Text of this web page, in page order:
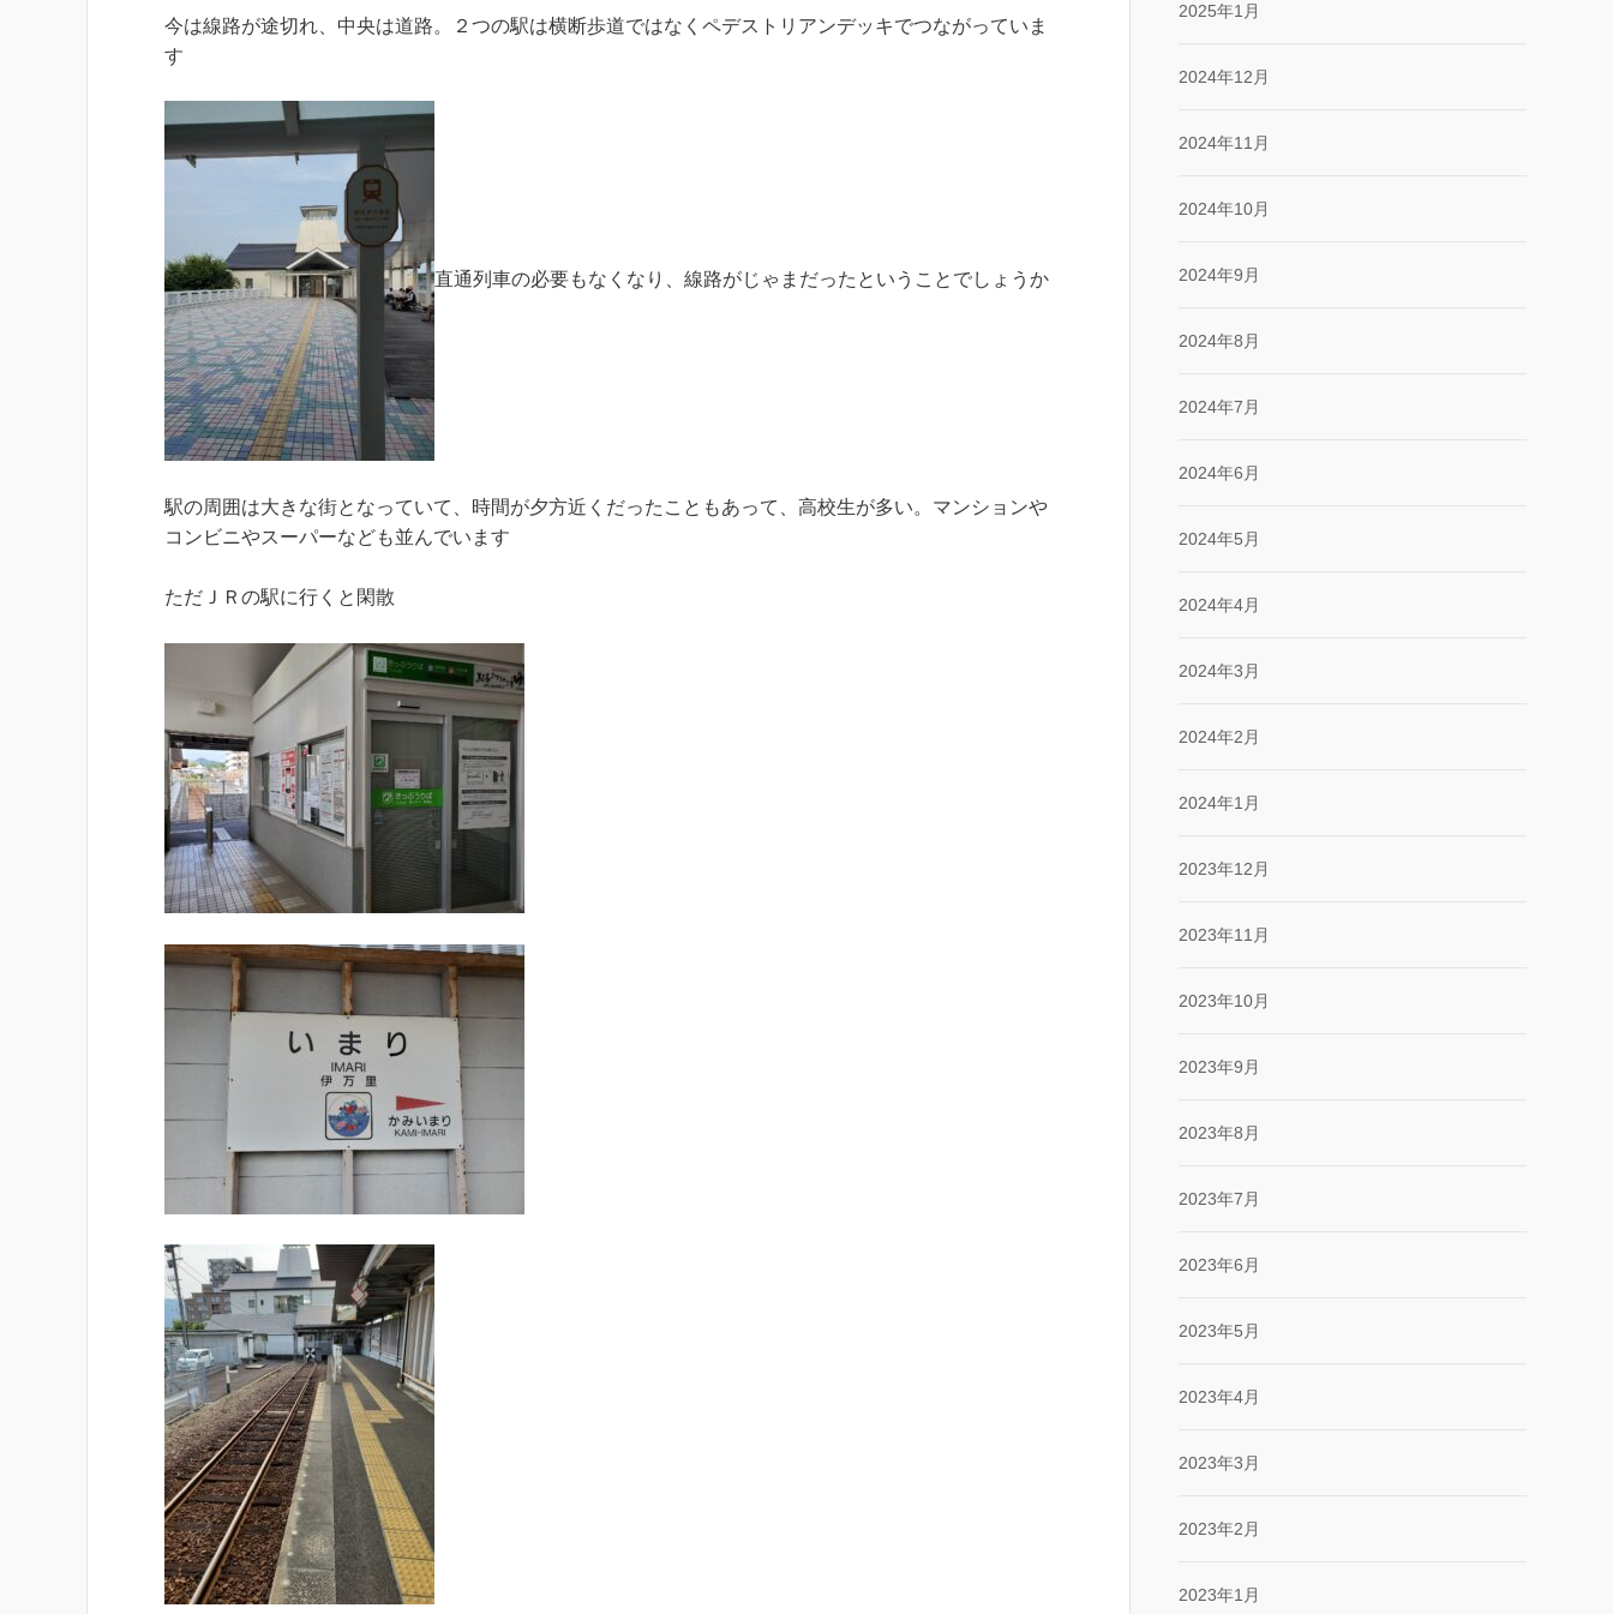
今は線路が途切れ、中央は道路。２つの駅は横断歩道ではなくペデストリアンデッキでつながっていま
す
直通列車の必要もなくなり、線路がじゃまだったということでしょうか
駅の周囲は大きな街となっていて、時間が夕方近くだったこともあって、高校生が多い。マンションや
コンビニやスーパーなども並んでいます
ただＪＲの駅に行くと閑散
2025年1月
2024年12月
2024年11月
2024年10月
2024年9月
2024年8月
2024年7月
2024年6月
2024年5月
2024年4月
2024年3月
2024年2月
2024年1月
2023年12月
2023年11月
2023年10月
2023年9月
2023年8月
2023年7月
2023年6月
2023年5月
2023年4月
2023年3月
2023年2月
2023年1月